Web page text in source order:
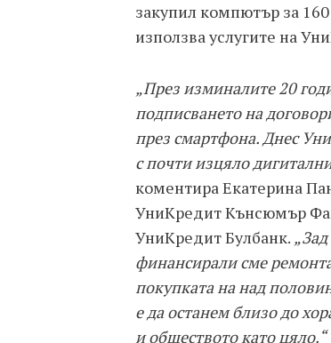
закупил компютър за
използва услугите на
„През изминалите 20
подписването на
през смартфона. Днес
с почти изцяло
коментира Екатерина
УниКредит Кънсюмър
УниКредит Булбанк.
финансирали сме
покупката на над
е да останем близо до
и обществото като цяло.“